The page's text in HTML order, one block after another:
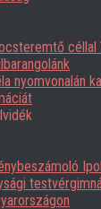
céllal
nyomvonalán